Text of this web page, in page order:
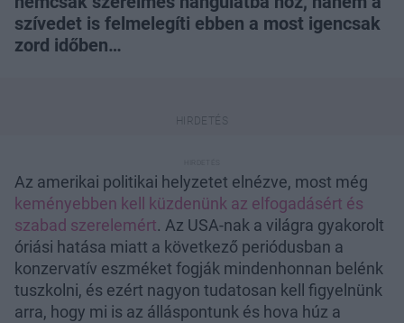
szívedet is felmelegíti ebben a most igencsak
zord időben…
Az amerikai politikai helyzetet elnézve, most még
keményebben kell küzdenünk az elfogadásért és
szabad szerelemért. Az USA-nak a világra gyakorolt
óriási hatása miatt a következő periódusban a
konzervatív eszméket fogják mindenhonnan belénk
tuszkolni, és ezért nagyon tudatosan kell figyelnünk
arra, hogy mi is az álláspontunk és hova húz a